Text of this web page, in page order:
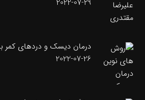
2022-07-29
درمان دیسک و دردهای کمر
2022-07-26